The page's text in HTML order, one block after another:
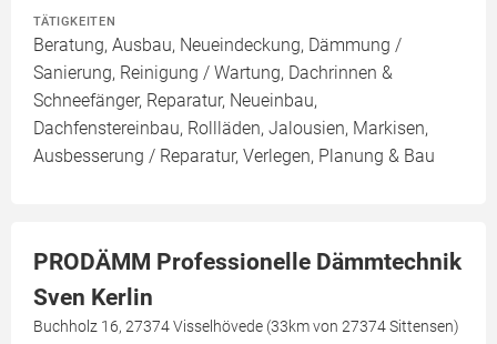
TÄTIGKEITEN
Beratung, Ausbau, Neueindeckung, Dämmung /
Sanierung, Reinigung / Wartung, Dachrinnen &
Schneefänger, Reparatur, Neueinbau,
Dachfenstereinbau, Rollläden, Jalousien, Markisen,
Ausbesserung / Reparatur, Verlegen, Planung & Bau
PRODÄMM Professionelle Dämmtechnik
Sven Kerlin
Buchholz 16, 27374 Visselhövede (33km von 27374 Sittensen)